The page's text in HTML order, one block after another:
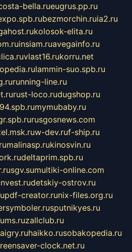
bella.rueugrus.pp.ru
bezmorchin.ruia2.ru
kolosok-elita.ru
insiam.ruavegainfo.ru
vlast16.rukorru.net
lammin-suo.spb.ru
running-line.ru
rust-loco.rudugshop.ru
mymubaby.ru
rusgosnews.com
w-dev.ruf-ship.ru
malinasp.rukinosvin.ru
deltaprim.spb.ru
sgv.sumultiki-online.com
detskiy-ostrov.ru
pdf-creator.runix-files.org.ru
sputnikyes.ru
zallclub.ru
haikko.rusobakopedia.ru
clock.net.ru